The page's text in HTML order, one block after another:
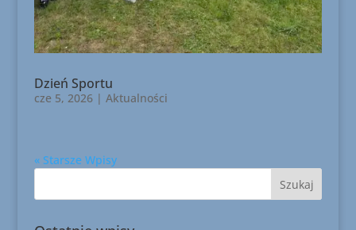
Dzień Sportu
cze 5, 2026| Aktualności
« Starsze Wpisy